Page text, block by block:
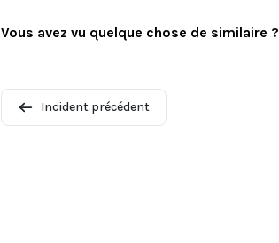
Vous avez vu quelque chose de similaire ?
Incident précédent